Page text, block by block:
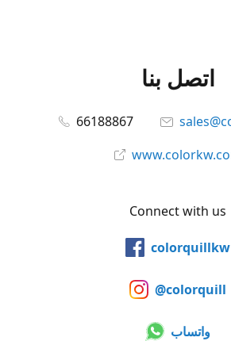
اتصل بنا
66188867
Connect with us
colorquillkw
@colorquill
واتساب